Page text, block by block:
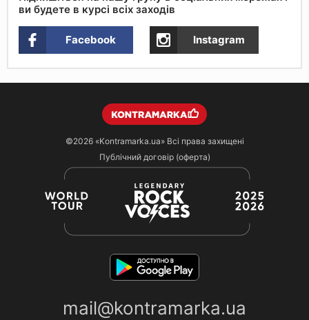
ви будете в курсі всіх заходів
Facebook Instagram
©2026 «Kontramarka.ua»Всі права захищені
Публічний договір (оферта)
mail@kontramarka.ua